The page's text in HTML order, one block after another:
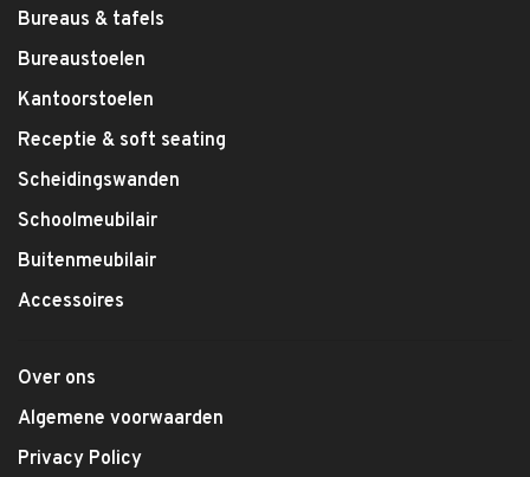
Bureaus & tafels
Bureaustoelen
Kantoorstoelen
Receptie & soft seating
Scheidingswanden
Schoolmeubilair
Buitenmeubilair
Accessoires
Over ons
Algemene voorwaarden
Privacy Policy